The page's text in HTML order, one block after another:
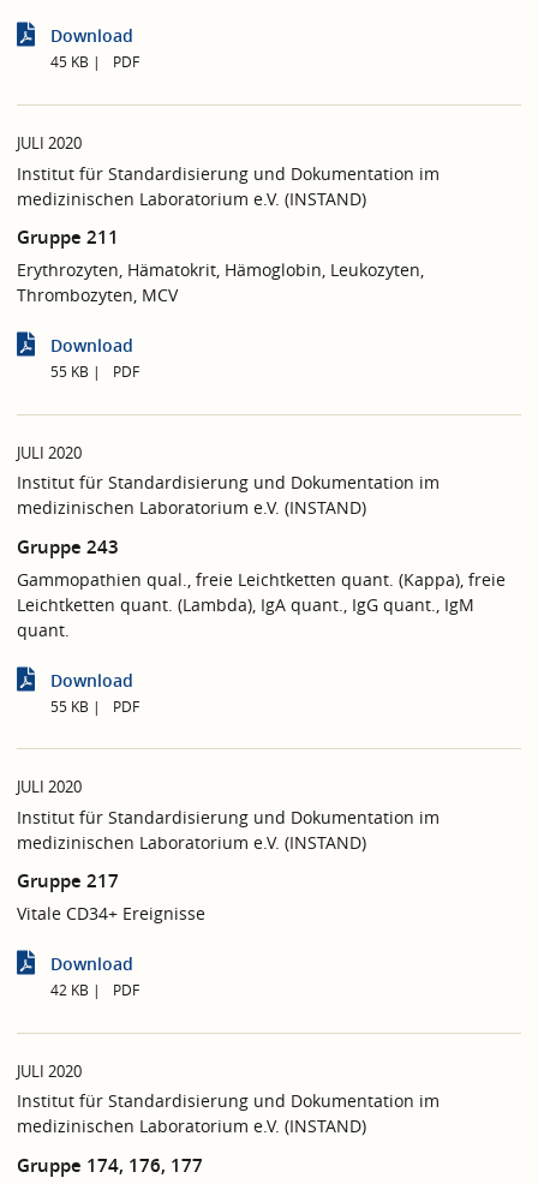
Download
45 KB PDF
JULI 2020
Institut für Standardisierung und Dokumentation im
medizinischen Laboratorium e.V. (INSTAND)
Gruppe 211
Erythrozyten, Hämatokrit, Hämoglobin, Leukozyten,
Thrombozyten, MCV
Download
55 KB PDF
JULI 2020
Institut für Standardisierung und Dokumentation im
medizinischen Laboratorium e.V. (INSTAND)
Gruppe 243
Gammopathien qual., freie Leichtketten quant. (Kappa), freie
Leichtketten quant. (Lambda), IgA quant., IgG quant., IgM
quant.
Download
55 KB PDF
JULI 2020
Institut für Standardisierung und Dokumentation im
medizinischen Laboratorium e.V. (INSTAND)
Gruppe 217
Vitale CD34+ Ereignisse
Download
42 KB PDF
JULI 2020
Institut für Standardisierung und Dokumentation im
medizinischen Laboratorium e.V. (INSTAND)
Gruppe 174, 176, 177